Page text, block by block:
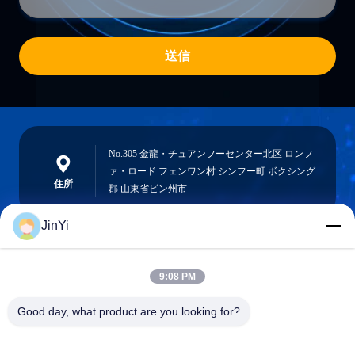
送信
住所
No.305 金龍・チュアンフーセンター北区 ロンフ
ァ・ロード フェンワン村 シンフー町 ボクシング
郡 山東省ビン州市
chenshasha1867@gmail.com
JinYi
9:08 PM
Good day, what product are you looking for?